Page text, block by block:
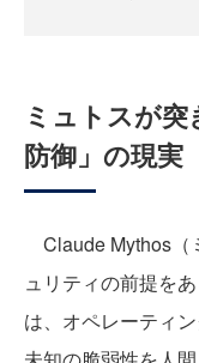
ミュトスが
防御」の現実
Claude Mythos（
ュリティの前提を
は、オペレーティ